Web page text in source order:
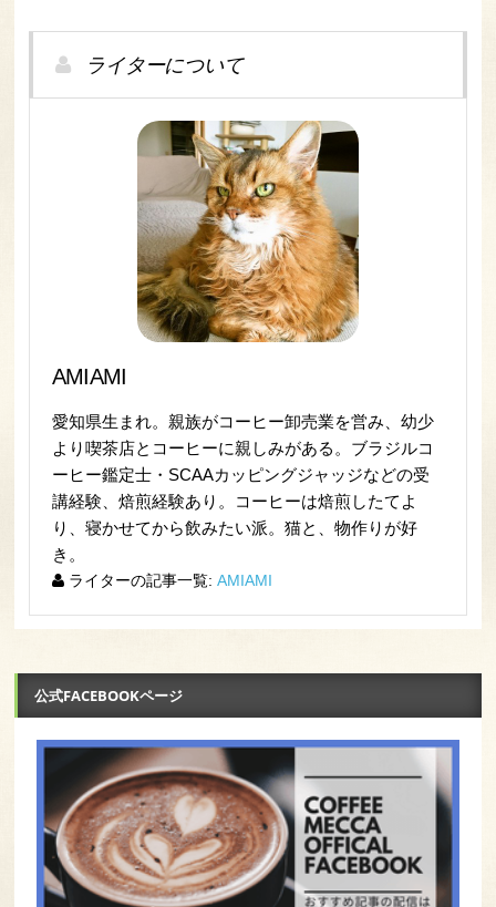
ライターについて
AMIAMI
愛知県生まれ。親族がコーヒー卸売業を営み、幼少
より喫茶店とコーヒーに親しみがある。ブラジルコ
ーヒー鑑定士・SCAAカッピングジャッジなどの受
講経験、焙煎経験あり。コーヒーは焙煎したてよ
り、寝かせてから飲みたい派。猫と、物作りが好
き。
ライターの記事一覧: AMIAMI
公式FACEBOOKページ